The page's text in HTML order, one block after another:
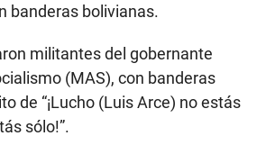
banderas bolivianas.
militantes del gobernante
(MAS), con banderas
de “¡Lucho (Luis Arce) no estás
sólo!”.